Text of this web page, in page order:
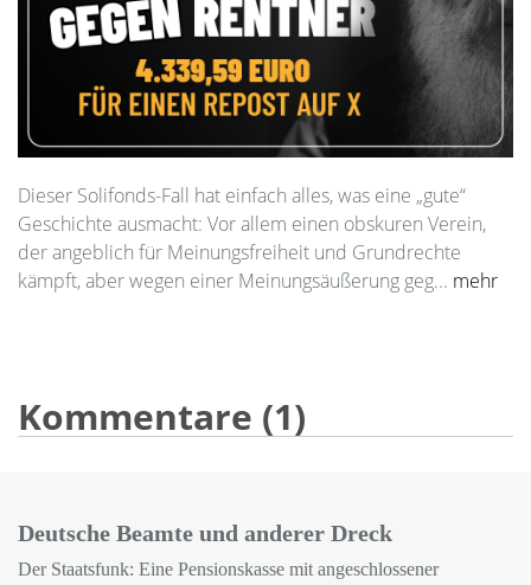
Dieser Solifonds-Fall hat einfach alles, was eine „gute“
Geschichte ausmacht: Vor allem einen obskuren Verein,
der angeblich für Meinungsfreiheit und Grundrechte
kämpft, aber wegen einer Meinungsäußerung geg... mehr
Kommentare (1)
Deutsche Beamte und anderer Dreck
Der Staatsfunk: Eine Pensionskasse mit angeschlossener